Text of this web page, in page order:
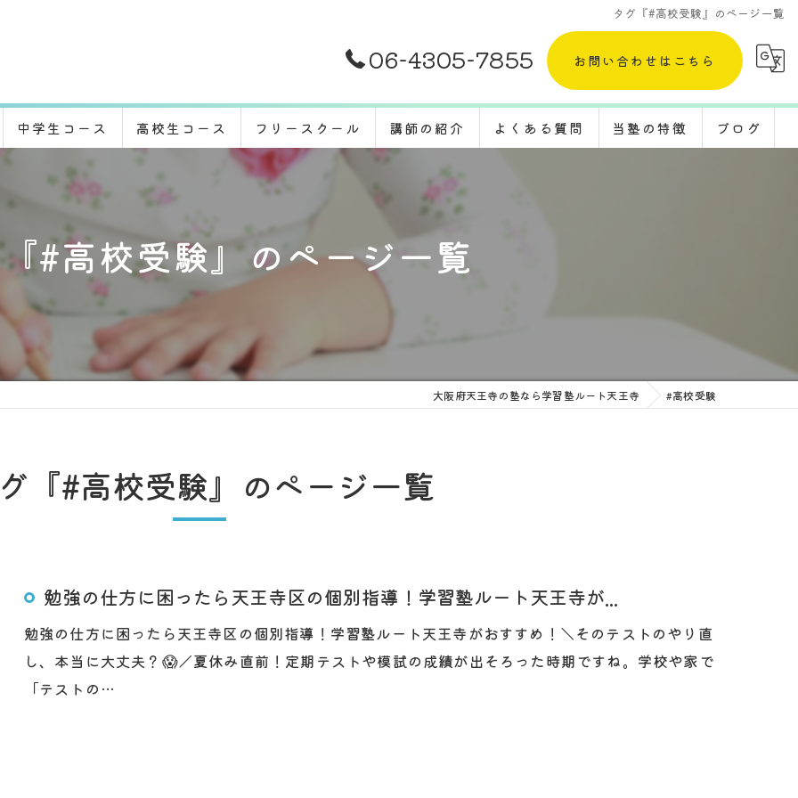
タグ『#高校受験』のページ一覧
06-4305-7855 お問い合わせはこちら
中学生コース 高校生コース フリースクール 講師の紹介
採用情報
よくある質問 当塾の特徴 ブログ
#高校受験』のページ一覧
大阪府天王寺の塾なら学習塾ルート天王寺 #高校受験
『#高校受験』のページ一覧
勉強の仕方に困ったら天王寺区の個別指導！学習塾ルート天王寺が...
勉強の仕方に困ったら天王寺区の個別指導！学習塾ルート天王寺がおすすめ！＼そのテストのやり直
し、本当に大丈夫？😱／夏休み直前！定期テストや模試の成績が出そろった時期ですね。学校や家で
「テストの…